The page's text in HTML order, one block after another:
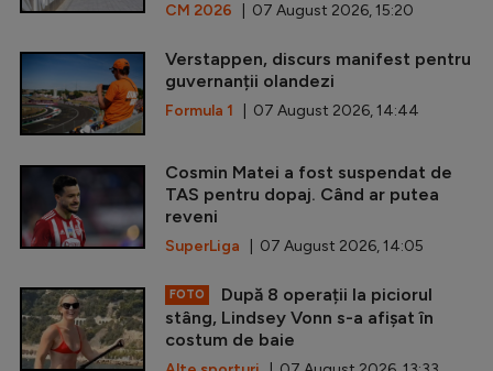
CM 2026 | 07 August 2026, 15:20
Verstappen, discurs manifest pentru
guvernanții olandezi
Formula 1 | 07 August 2026, 14:44
Cosmin Matei a fost suspendat de
TAS pentru dopaj. Când ar putea
reveni
SuperLiga | 07 August 2026, 14:05
FOTO
După 8 operații la piciorul
stâng, Lindsey Vonn s-a afișat în
costum de baie